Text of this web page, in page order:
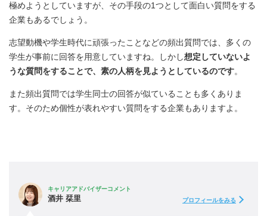
極めようとしていますが、その手段の1つとして面白い質問をする
企業もあるでしょう。
志望動機や学生時代に頑張ったことなどの頻出質問では、多くの
学生が事前に回答を用意していますね。しかし想定していないよ
うな質問をすることで、素の人柄を見ようとしているのです。
また頻出質問では学生同士の回答が似ていることも多くありま
す。そのため個性が表れやすい質問をする企業もありますよ。
キャリアアドバイザーコメント
酒井 栞里 プロフィールをみる